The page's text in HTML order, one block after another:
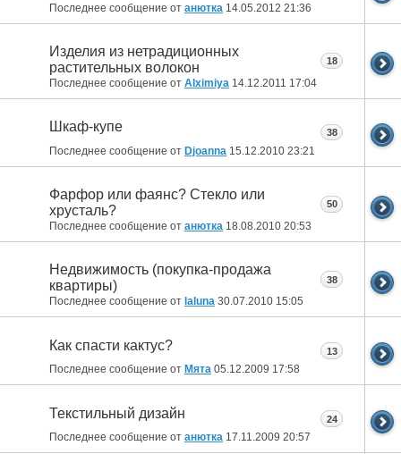
Последнее сообщение от анютка 14.05.2012 21:36
Изделия из нетрадиционных
растительных волокон
Последнее сообщение от Alximiya 14.12.2011 17:04
18
Шкаф-купе
Последнее сообщение от Djoanna 15.12.2010 23:21
38
Фарфор или фаянс? Стекло или
хрусталь?
Последнее сообщение от анютка 18.08.2010 20:53
50
Недвижимость (покупка-продажа
квартиры)
Последнее сообщение от laluna 30.07.2010 15:05
38
Как спасти кактус?
Последнее сообщение от Мята 05.12.2009 17:58
13
Текстильный дизайн
Последнее сообщение от анютка 17.11.2009 20:57
24